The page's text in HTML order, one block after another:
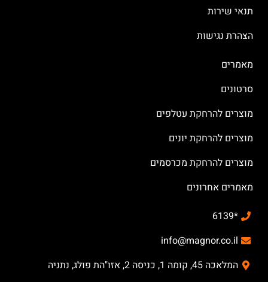
תנאי שירות
הצהרת נגישות
מאמרים
סרטונים
מוצרים להרחקת עטלפים
מוצרים להרחקת יונים
מוצרים להרחקת מכרסמים
מאמרים אחרונים
*6139
info@magnor.co.il
המלאכה 45, קומה 1, כניסה 2, אזו"הת פולג, נתניה